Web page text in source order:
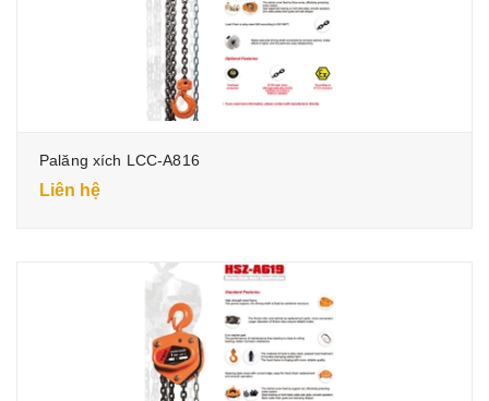
Palăng xích LCC-A816
Liên hệ